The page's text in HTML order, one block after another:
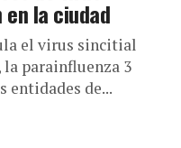
la ciudad
el virus sincitial
parainfluenza 3
entidades de...